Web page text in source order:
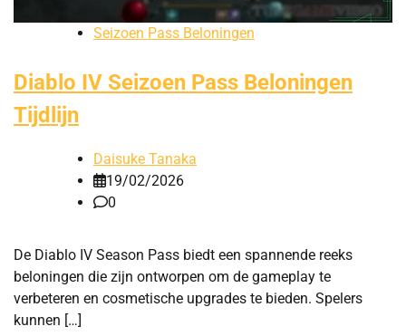
Seizoen Pass Beloningen
Diablo IV Seizoen Pass Beloningen
Tijdlijn
Daisuke Tanaka
19/02/2026
0
De Diablo IV Season Pass biedt een spannende reeks
beloningen die zijn ontworpen om de gameplay te
verbeteren en cosmetische upgrades te bieden. Spelers
kunnen […]